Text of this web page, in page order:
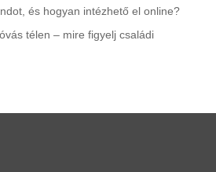
és hogyan intézhető el online?
télen – mire figyelj családi